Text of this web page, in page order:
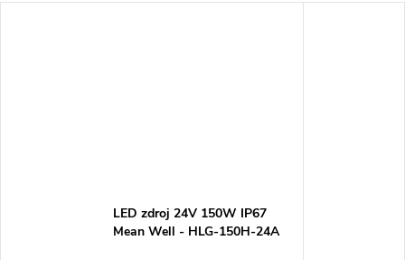
LED zdroj 24V 150W IP67
Mean Well - HLG-150H-24A